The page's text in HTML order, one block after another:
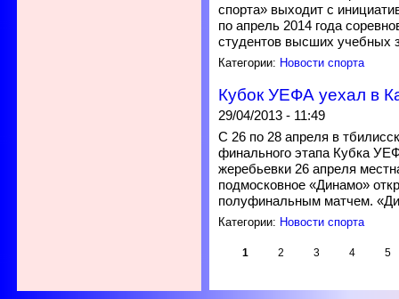
спорта» выходит с
по апрель 2014 года
студентов высших учебных
Категории: Новости спорта
Кубок УЕФА уехал в
29/04/2013 - 11:49
С 26 по 28 апреля в
финального этапа Кубка
жеребьевки 26 апреля
подмосковное «Динамо»
полуфинальным матчем.
Категории: Новости спорта
1 2 3 4 5